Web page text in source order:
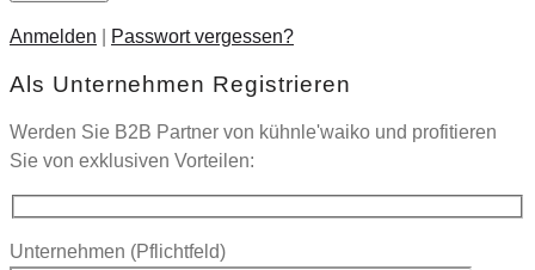
Anmelden Passwort vergessen?
Als Unternehmen Registrieren
Werden Sie B2B Partner von kühnle'waiko und profitieren
Sie von exklusiven Vorteilen:
Unternehmen (Pflichtfeld)